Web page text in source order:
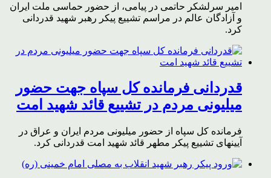
امیر سرلشکر حاتمی در پیامی، از حضور حماسی ملت ایران
و آزادگان عالم در مراسم تشییع پیکر رهبر شهید قدردانی
کرد.
قدردانی فرمانده کل سپاه جهت حضور
میلیونی مردم در تشییع قائد شهید امت
فرمانده کل سپاه از حضور میلیونی مردم ایران و عراق در
آیینهای تشییع پیکر مطهر قائد شهید امت قدردانی کرد.